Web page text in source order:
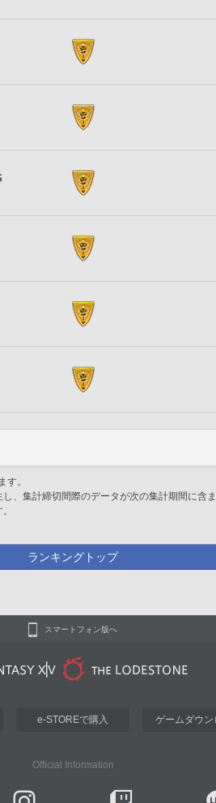
。
集計締切間際のデータが次の集計期間に含
ランキングトップ
スマートフォン版へ
e-STOREで購入 ゲームダウン
Official Information